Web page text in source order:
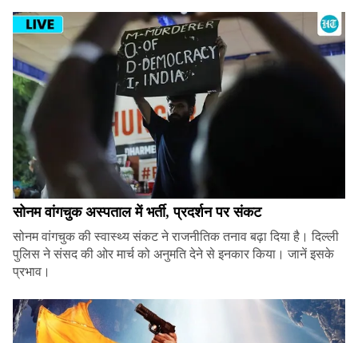
सोनम वांगचुक अस्पताल में भर्ती, प्रदर्शन पर संकट
सोनम वांगचुक की स्वास्थ्य संकट ने राजनीतिक तनाव बढ़ा दिया है। दिल्ली
पुलिस ने संसद की ओर मार्च को अनुमति देने से इनकार किया। जानें इसके
प्रभाव।